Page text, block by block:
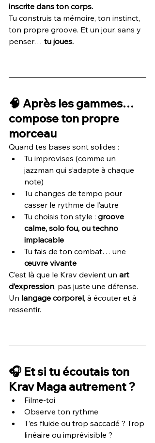
inscrite dans ton corps.
Tu construis ta mémoire, ton instinct,
ton propre groove. Et un jour, sans y
penser… tu joues.
🧠 Après les gammes…
compose ton propre
morceau
Quand tes bases sont solides :
Tu improvises (comme un
jazzman qui s’adapte à chaque
note)
Tu changes de tempo pour
casser le rythme de l’autre
Tu choisis ton style : groove
calme, solo fou, ou techno
implacable
Tu fais de ton combat… une
œuvre vivante
C’est là que le Krav devient un art
d’expression, pas juste une défense.
Un langage corporel, à écouter et à
ressentir.
🎧 Et si tu écoutais ton
Krav Maga autrement ?
Filme-toi
Observe ton rythme
T’es fluide ou trop saccadé ? Trop
linéaire ou imprévisible ?